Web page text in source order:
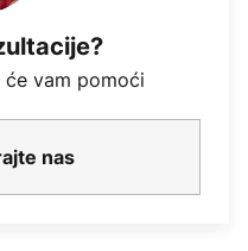
vam pomoći
nas